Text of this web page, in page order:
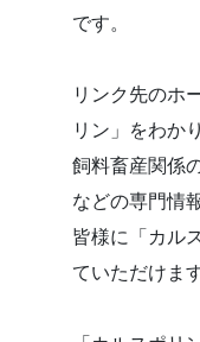
です。
リンク先のホ
リン」をわか
飼料畜産関係
などの専門情
皆様に「カル
ていただけます